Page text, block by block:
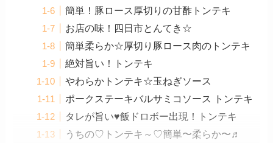
簡単！豚ロース厚切りの甘酢トンテキ
お店の味！四日市とんてき☆
簡単柔らか☆厚切り豚ロース肉のトンテキ
絶対旨い！トンテキ
やわらかトンテキ☆玉ねぎソース
ポークステーキバルサミコソース トンテキ
タレが旨い♥️飯ドロボー出現！トンテキ
うちの♡トンテキ～♡簡単〜柔らか〜♬